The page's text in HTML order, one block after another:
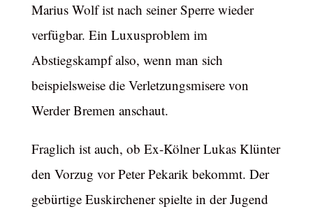
Marius Wolf ist nach seiner Sperre wieder
verfügbar. Ein Luxusproblem im
Abstiegskampf also, wenn man sich
beispielsweise die Verletzungsmisere von
Werder Bremen anschaut.
Fraglich ist auch, ob Ex-Kölner Lukas Klünter
den Vorzug vor Peter Pekarik bekommt. Der
gebürtige Euskirchener spielte in der Jugend